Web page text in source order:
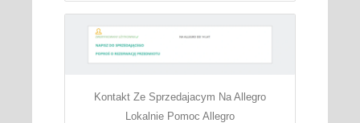
Kontakt Ze Sprzedajacym Na Allegro
Lokalnie Pomoc Allegro